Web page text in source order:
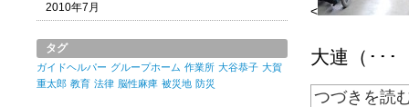
<
大連（･･･
つづきを読
2010年7月
タグ
ガイドヘルパー グループホーム 作業所 大谷恭子 大賀
重太郎 教育 法律 脳性麻痺 被災地 防災